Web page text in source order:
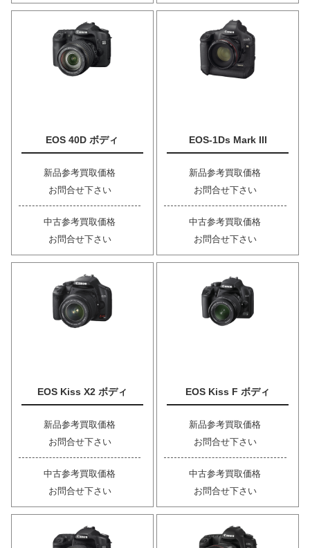
EOS 40D ボディ
新品参考買取価格
お問合せ下さい
中古参考買取価格
お問合せ下さい
EOS-1Ds Mark III
新品参考買取価格
お問合せ下さい
中古参考買取価格
お問合せ下さい
EOS Kiss X2 ボディ
新品参考買取価格
お問合せ下さい
中古参考買取価格
お問合せ下さい
EOS Kiss F ボディ
新品参考買取価格
お問合せ下さい
中古参考買取価格
お問合せ下さい